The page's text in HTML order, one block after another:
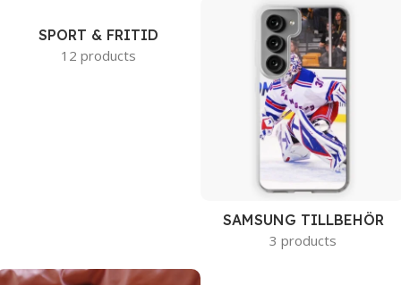
SPORT & FRITID
12 products
SAMSUNG TILLBEHÖR
3 products